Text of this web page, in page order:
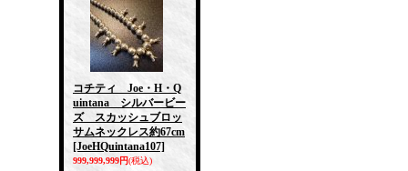
コチティ Joe・H・Q
uintana シルバービー
ズ スカッシュブロッ
サムネックレス約67cm
[JoeHQuintana107]
999,999,999円(税込)